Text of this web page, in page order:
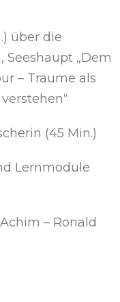
über die
Seeshaupt „Dem
– Träume als
(45 Min.)
Lernmodule
– Ronald